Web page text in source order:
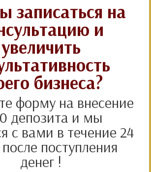
записаться на
и
увеличить
бизнеса?
форму на внесение
депозита и мы
с вами в течение 24
поступления
денег !